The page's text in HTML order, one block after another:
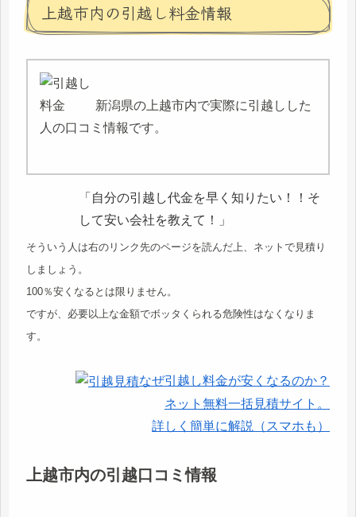
上越市内の引越し料金情報
新潟県の上越市内で実際に引越しした
人の口コミ情報です。
「自分の引越し代金を早く知りたい！！そ
して安い会社を教えて！」
そういう人は右のリンク先のページを読んだ上、ネットで見積り
しましょう。
100％安くなるとは限りません。
ですが、必要以上な金額でボッタくられる危険性はなくなりま
す。
なぜ引越し料金が安くなるのか？
ネット無料一括見積サイト。
詳しく簡単に解説（スマホも）
上越市内の引越口コミ情報